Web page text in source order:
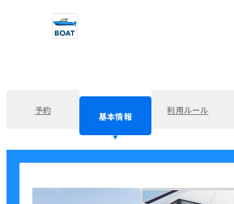
予約
基本情報
利用ルール